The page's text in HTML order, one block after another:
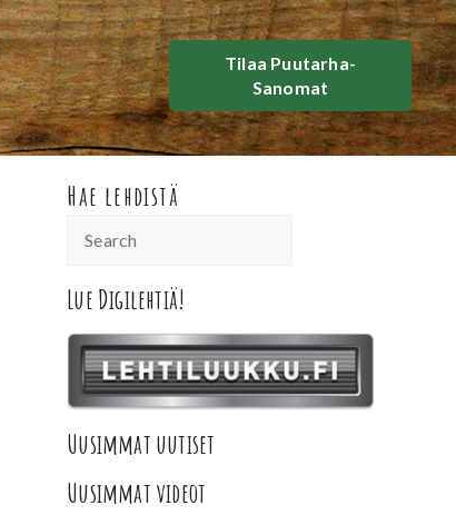
Tilaa Puutarha-
Sanomat
Hae lehdistä
Lue Digilehtiä!
Uusimmat uutiset
Uusimmat videot